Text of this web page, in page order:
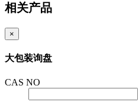
相关产品
×
大包装询盘
CAS NO